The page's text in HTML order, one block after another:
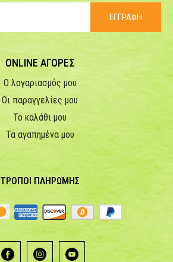
ΕΓΓΡΑΦΗ
ONLINE ΑΓΟΡΕΣ
Ο λογαριασμός μου
Οι παραγγελίες μου
Το καλάθι μου
Τα αγαπημένα μου
ΤΡΟΠΟΙ ΠΛΗΡΩΜΗΣ